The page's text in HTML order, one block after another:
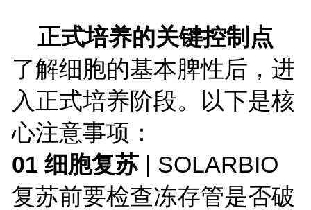
正式培养的关键控制点
了解细胞的基本脾性后，进
入正式培养阶段。以下是核
心注意事项：
01 细胞复苏| SOLARBIO
复苏前要检查冻存管是否破